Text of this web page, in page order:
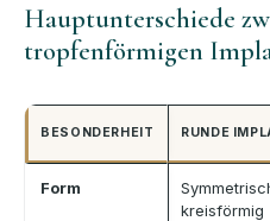
Hauptunterschiede
tropfenförmigen
BESONDERHEIT RUNDE
Form
kreisförmig